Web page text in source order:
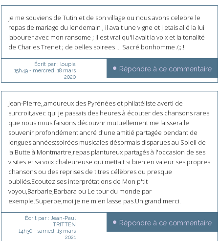
je me souviens de Tutin et de son village ou nous avons celebre le
repas de mariage du lendemain , il avait une vigne et j etais allé la lui
labourer avec mon ransome ; il est vrai qu'il avait la voix et la tonalité
de Charles Trenet ; de belles soirees ... Sacré bonhomme /;;.!
Écrit par : loupia
15h49- mercredi 18 mars
2020
Répondre à ce commentaire
Jean-Pierre,,amoureux des Pyrénées et philatéliste averti de
surcroit,avec qui je passais des heures à écouter des chansons rares
que nous nous faisions découvrir mutuellement me laissera le
souvenir profondément ancré d'une amitié partagée pendant de
longues années;soirées musicales désormais disparues au Soleil de
la Butte à Montmartre,repas plantureux partagés à l'occasion de ses
visites et sa voix chaleureuse qui mettait si bien en valeur ses propres
chansons ou des reprises de titres célèbres ou presque
oubliés.Ecoutez ses interprétations de Mon p'tit
voyou,Barbarie,Barbara ou Le tour du monde par
exemple.Superbe,moi je ne m'en lasse pas.Un grand merci.
Écrit par : Jean-Paul
TRITTEN
14h30- samedi 13 mars
2021
Répondre à ce commentaire